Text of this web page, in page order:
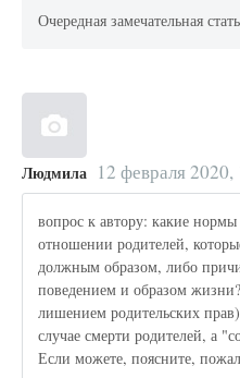
Очередная замечательная
Людмила 12 февраля 2020,
вопрос к автору: какие
отношении родителей,
должным образом, либо
поведением и образом
лишением родительских
случае смерти родителей, а
Если можете, поясните,